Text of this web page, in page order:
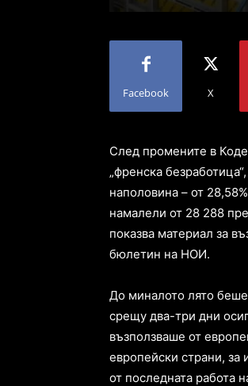
Facebook X
След промените в
„френска
наполовина – от
намалели от 28 288
показва материал за
бюлетин на НОИ.
До миналото лято
срещу два-три дни
възползваше от
европейски страни, за
от последната работа